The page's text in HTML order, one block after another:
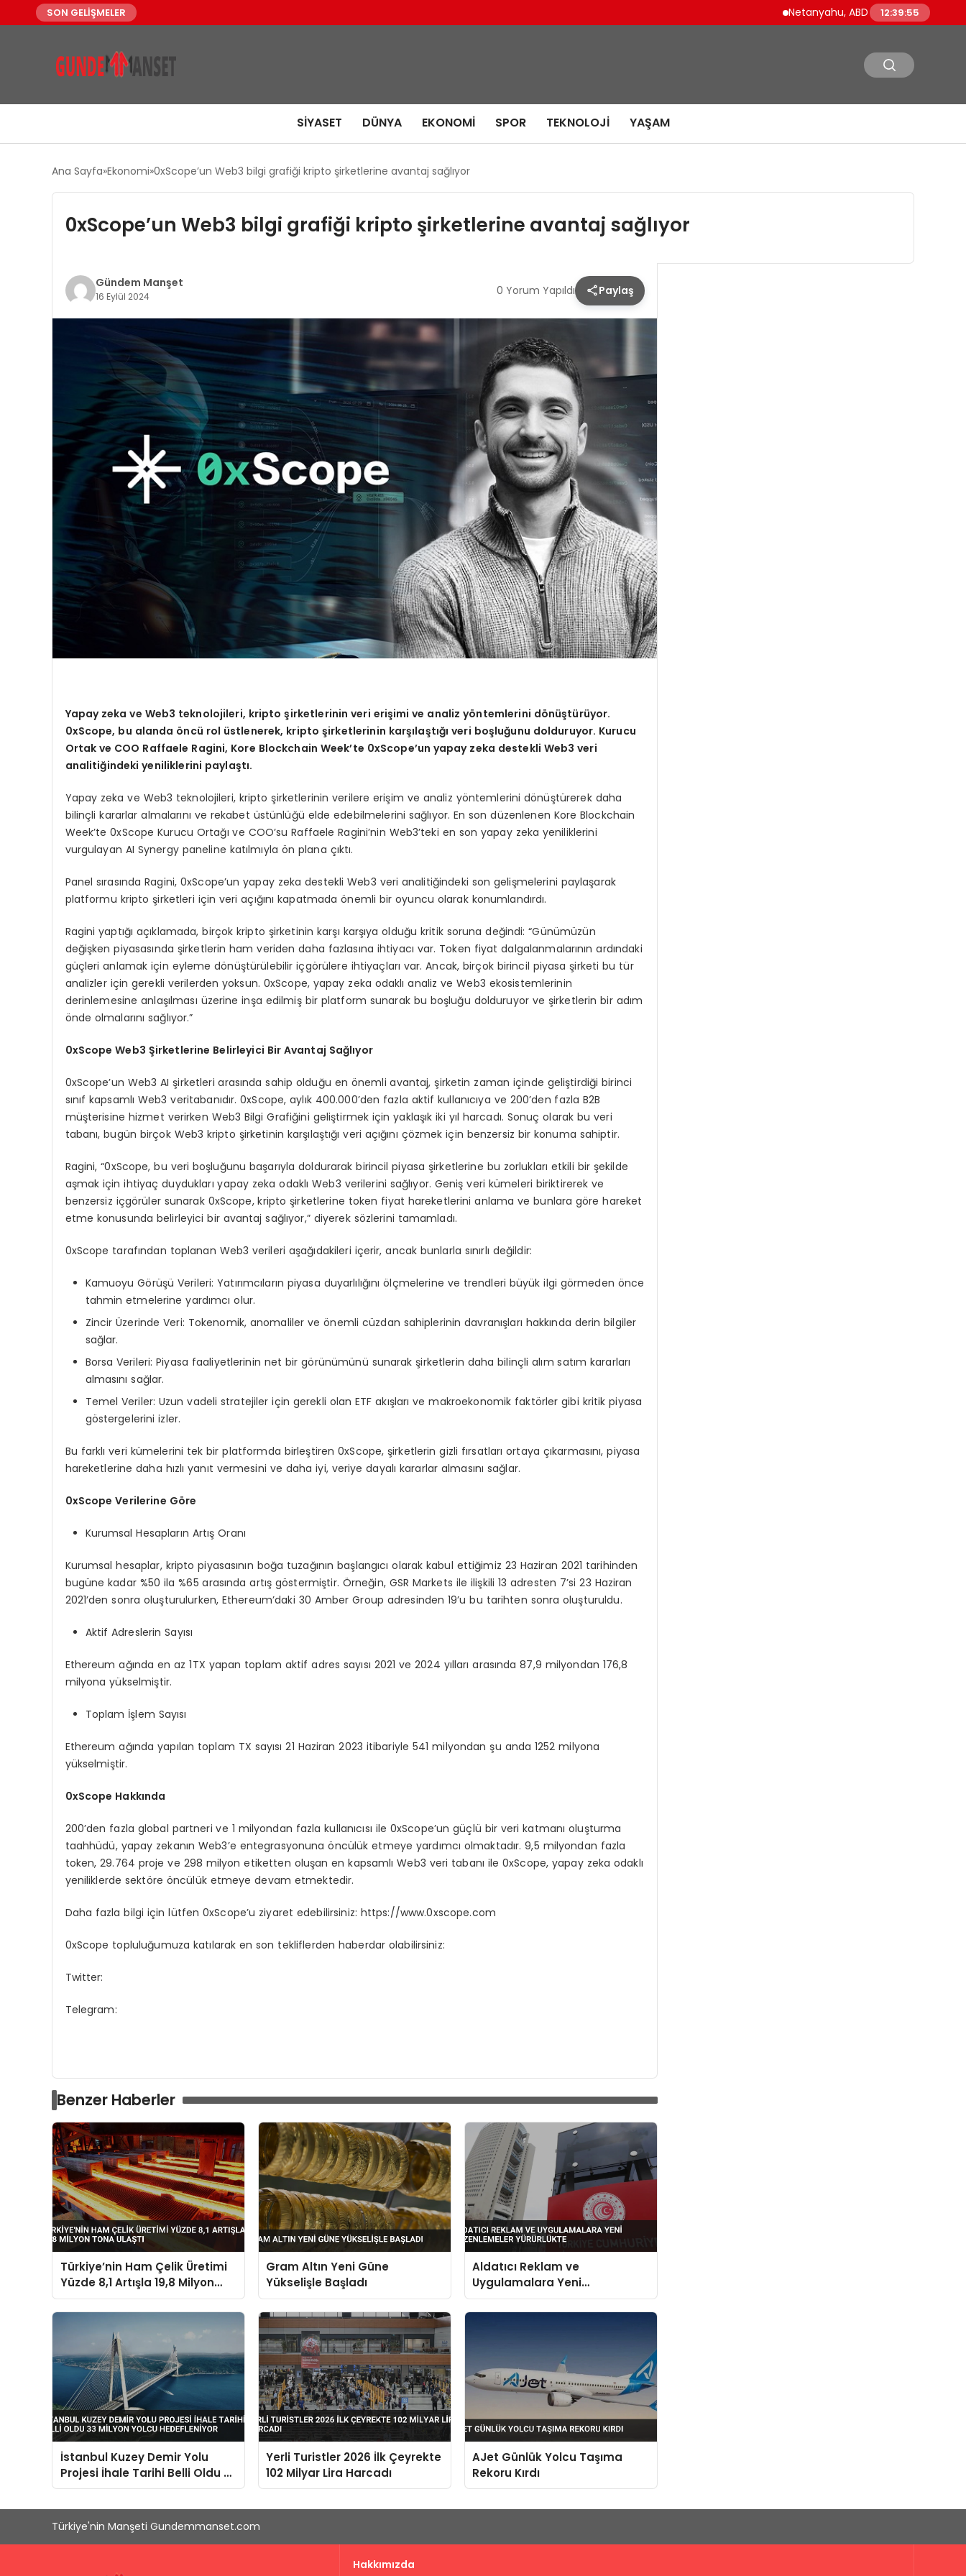
SON GELİŞMELER Netanyahu, ABD Savunma Bakanı Pete
12:39:56
SIYASET DÜNYA EKONOMI SPOR TEKNOLOJI YAŞAM
Ana Sayfa Ekonomi 0xScope’un Web3 bilgi grafiği kripto şirketlerine avantaj sağlıyor
0xScope’un Web3 bilgi grafiği kripto şirketlerine avantaj sağlıyor
Gündem Manşet
16 Eylül 2024 0 Yorum Yapıldı Paylaş
Yapay zeka ve Web3 teknolojileri, kripto şirketlerinin veri erişimi ve analiz yöntemlerini dönüştürüyor.
0xScope, bu alanda öncü rol üstlenerek, kripto şirketlerinin karşılaştığı veri boşluğunu dolduruyor. Kurucu
Ortak ve COO Raffaele Ragini, Kore Blockchain Week’te 0xScope’un yapay zeka destekli Web3 veri
analitiğindeki yeniliklerini paylaştı.
Yapay zeka ve Web3 teknolojileri, kripto şirketlerinin verilere erişim ve analiz yöntemlerini dönüştürerek daha
bilinçli kararlar almalarını ve rekabet üstünlüğü elde edebilmelerini sağlıyor. En son düzenlenen Kore Blockchain
Week’te 0xScope Kurucu Ortağı ve COO’su Raffaele Ragini’nin Web3’teki en son yapay zeka yeniliklerini
vurgulayan AI Synergy paneline katılmıyla ön plana çıktı.
Panel sırasında Ragini, 0xScope’un yapay zeka destekli Web3 veri analitiğindeki son gelişmelerini paylaşarak
platformu kripto şirketleri için veri açığını kapatmada önemli bir oyuncu olarak konumlandırdı.
Ragini yaptığı açıklamada, birçok kripto şirketinin karşı karşıya olduğu kritik soruna değindi: “Günümüzün
değişken piyasasında şirketlerin ham veriden daha fazlasına ihtiyacı var. Token fiyat dalgalanmalarının ardındaki
güçleri anlamak için eyleme dönüştürülebilir içgörülere ihtiyaçları var. Ancak, birçok birincil piyasa şirketi bu tür
analizler için gerekli verilerden yoksun. 0xScope, yapay zeka odaklı analiz ve Web3 ekosistemlerinin
derinlemesine anlaşılması üzerine inşa edilmiş bir platform sunarak bu boşluğu dolduruyor ve şirketlerin bir adım
önde olmalarını sağlıyor.”
0xScope Web3 Şirketlerine Belirleyici Bir Avantaj Sağlıyor
0xScope’un Web3 AI şirketleri arasında sahip olduğu en önemli avantaj, şirketin zaman içinde geliştirdiği birinci
sınıf kapsamlı Web3 veritabanıdır. 0xScope, aylık 400.000’den fazla aktif kullanıcıya ve 200’den fazla B2B
müşterisine hizmet verirken Web3 Bilgi Grafiğini geliştirmek için yaklaşık iki yıl harcadı. Sonuç olarak bu veri
tabanı, bugün birçok Web3 kripto şirketinin karşılaştığı veri açığını çözmek için benzersiz bir konuma sahiptir.
Ragini, “0xScope, bu veri boşluğunu başarıyla doldurarak birincil piyasa şirketlerine bu zorlukları etkili bir şekilde
aşmak için ihtiyaç duydukları yapay zeka odaklı Web3 verilerini sağlıyor. Geniş veri kümeleri biriktirerek ve
benzersiz içgörüler sunarak 0xScope, kripto şirketlerine token fiyat hareketlerini anlama ve bunlara göre hareket
etme konusunda belirleyici bir avantaj sağlıyor,” diyerek sözlerini tamamladı.
0xScope tarafından toplanan Web3 verileri aşağıdakileri içerir, ancak bunlarla sınırlı değildir:
Kamuoyu Görüşü Verileri: Yatırımcıların piyasa duyarlılığını ölçmelerine ve trendleri büyük ilgi görmeden önce
tahmin etmelerine yardımcı olur.
Zincir Üzerinde Veri: Tokenomik, anomaliler ve önemli cüzdan sahiplerinin davranışları hakkında derin bilgiler
sağlar.
Borsa Verileri: Piyasa faaliyetlerinin net bir görünümünü sunarak şirketlerin daha bilinçli alım satım kararları
almasını sağlar.
Temel Veriler: Uzun vadeli stratejiler için gerekli olan ETF akışları ve makroekonomik faktörler gibi kritik piyasa
göstergelerini izler.
Bu farklı veri kümelerini tek bir platformda birleştiren 0xScope, şirketlerin gizli fırsatları ortaya çıkarmasını, piyasa
hareketlerine daha hızlı yanıt vermesini ve daha iyi, veriye dayalı kararlar almasını sağlar.
0xScope Verilerine Göre
Kurumsal Hesapların Artış Oranı
Kurumsal hesaplar, kripto piyasasının boğa tuzağının başlangıcı olarak kabul ettiğimiz 23 Haziran 2021 tarihinden
bugüne kadar %50 ila %65 arasında artış göstermiştir. Örneğin, GSR Markets ile ilişkili 13 adresten 7’si 23 Haziran
2021’den sonra oluşturulurken, Ethereum’daki 30 Amber Group adresinden 19’u bu tarihten sonra oluşturuldu.
Aktif Adreslerin Sayısı
Ethereum ağında en az 1TX yapan toplam aktif adres sayısı 2021 ve 2024 yılları arasında 87,9 milyondan 176,8
milyona yükselmiştir.
Toplam İşlem Sayısı
Ethereum ağında yapılan toplam TX sayısı 21 Haziran 2023 itibariyle 541 milyondan şu anda 1252 milyona
yükselmiştir.
0xScope Hakkında
200’den fazla global partneri ve 1 milyondan fazla kullanıcısı ile 0xScope’un güçlü bir veri katmanı oluşturma
taahhüdü, yapay zekanın Web3’e entegrasyonuna öncülük etmeye yardımcı olmaktadır. 9,5 milyondan fazla
token, 29.764 proje ve 298 milyon etiketten oluşan en kapsamlı Web3 veri tabanı ile 0xScope, yapay zeka odaklı
yeniliklerde sektöre öncülük etmeye devam etmektedir.
Daha fazla bilgi için lütfen 0xScope’u ziyaret edebilirsiniz: https://www.0xscope.com
0xScope topluluğumuza katılarak en son tekliflerden haberdar olabilirsiniz:
Twitter:
Telegram:
Benzer Haberler
Türkiye’nin Ham Çelik Üretimi
Yüzde 8,1 Artışla 19,8 Milyon
Tona Ulaştı
Gram Altın Yeni Güne
Yükselişle Başladı
Aldatıcı Reklam ve
Uygulamalara Yeni
Düzenlemeler Yürürlükte
İstanbul Kuzey Demir Yolu
Projesi İhale Tarihi Belli Oldu 33
Milyon Yolcu Hedefleniyor
Yerli Turistler 2026 İlk Çeyrekte
102 Milyar Lira Harcadı
AJet Günlük Yolcu Taşıma
Rekoru Kırdı
Türkiye'nin Manşeti Gundemmanset.com
Hakkımızda